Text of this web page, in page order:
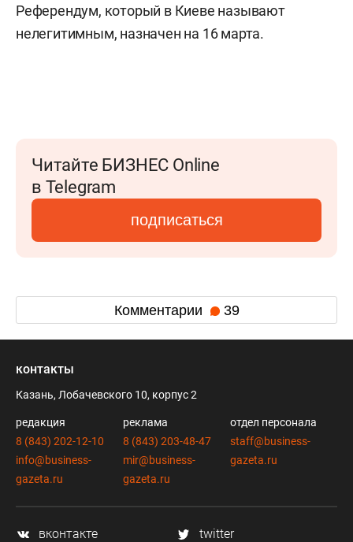
Референдум, который в Киеве называют
нелегитимным, назначен на 16 марта.
Читайте БИЗНЕС Online
в Telegram
подписаться
Комментарии 39
контакты
Казань, Лобачевского 10, корпус 2
редакция
8 (843) 202-12-10
info@business-
gazeta.ru
реклама
8 (843) 203-48-47
mir@business-
gazeta.ru
отдел персонала
staff@business-
gazeta.ru
вконтакте
twitter